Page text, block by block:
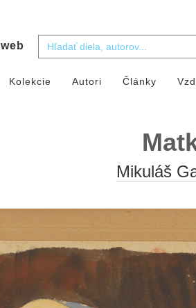
web
Kolekcie Autori Články
Mikuláš